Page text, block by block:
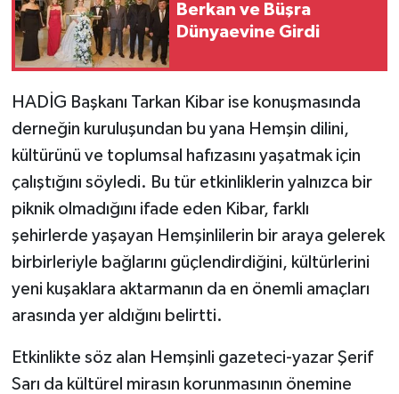
Berkan ve Büşra
Dünyaevine Girdi
HADİG Başkanı Tarkan Kibar ise konuşmasında
derneğin kuruluşundan bu yana Hemşin dilini,
kültürünü ve toplumsal hafızasını yaşatmak için
çalıştığını söyledi. Bu tür etkinliklerin yalnızca bir
piknik olmadığını ifade eden Kibar, farklı
şehirlerde yaşayan Hemşinlilerin bir araya gelerek
birbirleriyle bağlarını güçlendirdiğini, kültürlerini
yeni kuşaklara aktarmanın da en önemli amaçları
arasında yer aldığını belirtti.
Etkinlikte söz alan Hemşinli gazeteci-yazar Şerif
Sarı da kültürel mirasın korunmasının önemine